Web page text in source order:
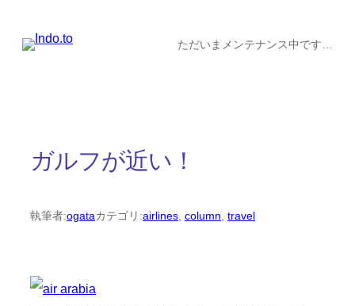
ただいまメンテナンス中です…
ガルフが近い！
執筆者:ogataカテゴリ:airlines, column, travel